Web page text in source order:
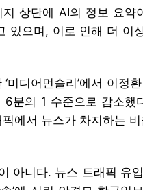
상단에 AI의 정보 요
있으며, 이로 인해 더 이
미디어먼슬리’에서 이정
6분의 1 수준으로 감소
에서 뉴스가 차지하는
아니다. 뉴스 트래픽 유